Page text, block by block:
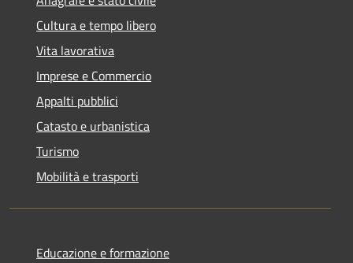
Cultura e tempo libero
Vita lavorativa
Imprese e Commercio
Appalti pubblici
Catasto e urbanistica
Turismo
Mobilità e trasporti
Educazione e formazione